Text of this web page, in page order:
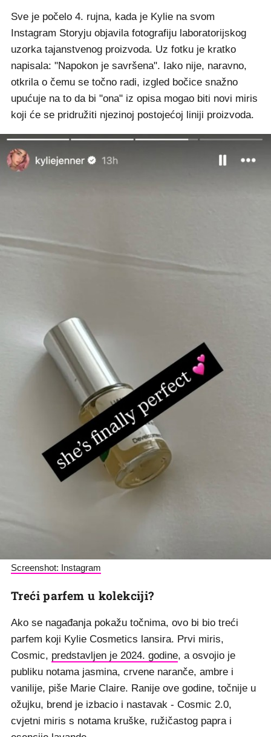
Sve je počelo 4. rujna, kada je Kylie na svom
Instagram Storyju objavila fotografiju laboratorijskog
uzorka tajanstvenog proizvoda. Uz fotku je kratko
napisala: "Napokon je savršena". Iako nije, naravno,
otkrila o čemu se točno radi, izgled bočice snažno
upućuje na to da bi "ona" iz opisa mogao biti novi miris
koji će se pridružiti njezinoj postojećoj liniji proizvoda.
Screenshot: Instagram
Treći parfem u kolekciji?
Ako se nagađanja pokažu točnima, ovo bi bio treći
parfem koji Kylie Cosmetics lansira. Prvi miris,
Cosmic, predstavljen je 2024. godine, a osvojio je
publiku notama jasmina, crvene naranče, ambre i
vanilije, piše Marie Claire. Ranije ove godine, točnije u
ožujku, brend je izbacio i nastavak - Cosmic 2.0,
cvjetni miris s notama kruške, ružičastog papra i